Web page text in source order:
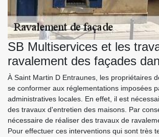
SB Multiservices et les
ravalement des façades
À Saint Martin D Entraunes, les propriétaires
se conformer aux réglementations imposées
administratives locales. En effet, il est
des travaux d'entretien des maisons. Par
nécessaire de réaliser des travaux de
Pour effectuer ces interventions qui sont très